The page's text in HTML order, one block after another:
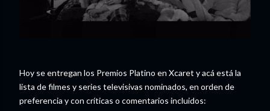
Hoy se entregan los Premios Platino en Xcaret y acá está la
lista de filmes y series televisivas nominados, en orden de
preferencia y con críticas o comentarios incluidos: